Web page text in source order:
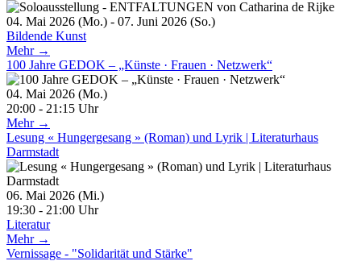
04. Mai 2026 (Mo.) - 07. Juni 2026 (So.)
Bildende Kunst
Mehr →
100 Jahre GEDOK – „Künste · Frauen · Netzwerk“
04. Mai 2026 (Mo.)
20:00 - 21:15 Uhr
Mehr →
Lesung « Hungergesang » (Roman) und Lyrik | Literaturhaus
Darmstadt
06. Mai 2026 (Mi.)
19:30 - 21:00 Uhr
Literatur
Mehr →
Vernissage - "Solidarität und Stärke"